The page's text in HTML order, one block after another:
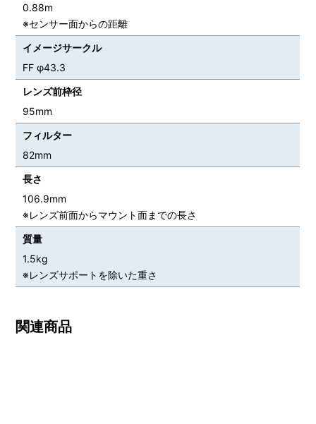
0.88m
※センサー面からの距離
イメージサークル
FF φ43.3
レンズ前枠径
95mm
フィルター
82mm
長さ
106.9mm
※レンズ前面からマウント面までの長さ
質量
1.5kg
※レンズサポートを除いた重さ
関連商品